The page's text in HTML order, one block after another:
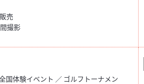
売
撮影
国体験イベント ／ ゴルフトーナメン